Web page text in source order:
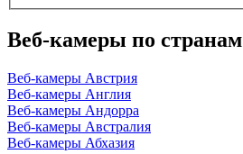
Веб-камеры по странам
Веб-камеры Австрия
Веб-камеры Англия
Веб-камеры Андорра
Веб-камеры Австралия
Веб-камеры Абхазия